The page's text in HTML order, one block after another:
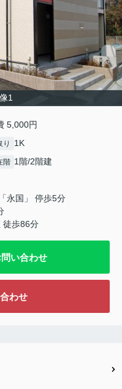
1
5,000円
り 1K
階 1階/2階建
永国」 停歩5分
徒歩86分
い合わせ
わせ